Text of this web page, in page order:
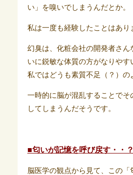
い」を嗅いでしまうんだとか。
私は一度も経験したことはあり
幻臭は、化粧会社の開発者さん
いに鋭敏な体質の方がなりやす
私ではどうも素質不足（？）の
一時的に脳が混乱することでそ
してしまうんだそうです。
■匂いが記憶を呼び戻す・・？
脳医学の観点から見て、この「